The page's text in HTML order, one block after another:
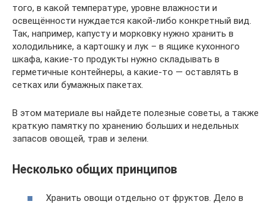
того, в какой температуре, уровне влажности и
освещённости нуждается какой-либо конкретный вид.
Так, например, капусту и морковку нужно хранить в
холодильнике, а картошку и лук – в ящике кухонного
шкафа, какие-то продукты нужно складывать в
герметичные контейнеры, а какие-то — оставлять в
сетках или бумажных пакетах.
В этом материале вы найдете полезные советы, а также
краткую памятку по хранению больших и недельных
запасов овощей, трав и зелени.
Несколько общих принципов
Хранить овощи отдельно от фруктов. Дело в